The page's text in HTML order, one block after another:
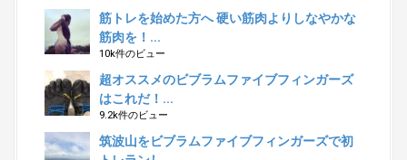
筋トレを始めた方へ 硬い筋肉よりしなやかな
筋肉を！...
10k件のビュー
超オススメのビブラムファイブフィンガーズ
はこれだ！...
9.2k件のビュー
筑波山をビブラムファイブフィンガーズで初